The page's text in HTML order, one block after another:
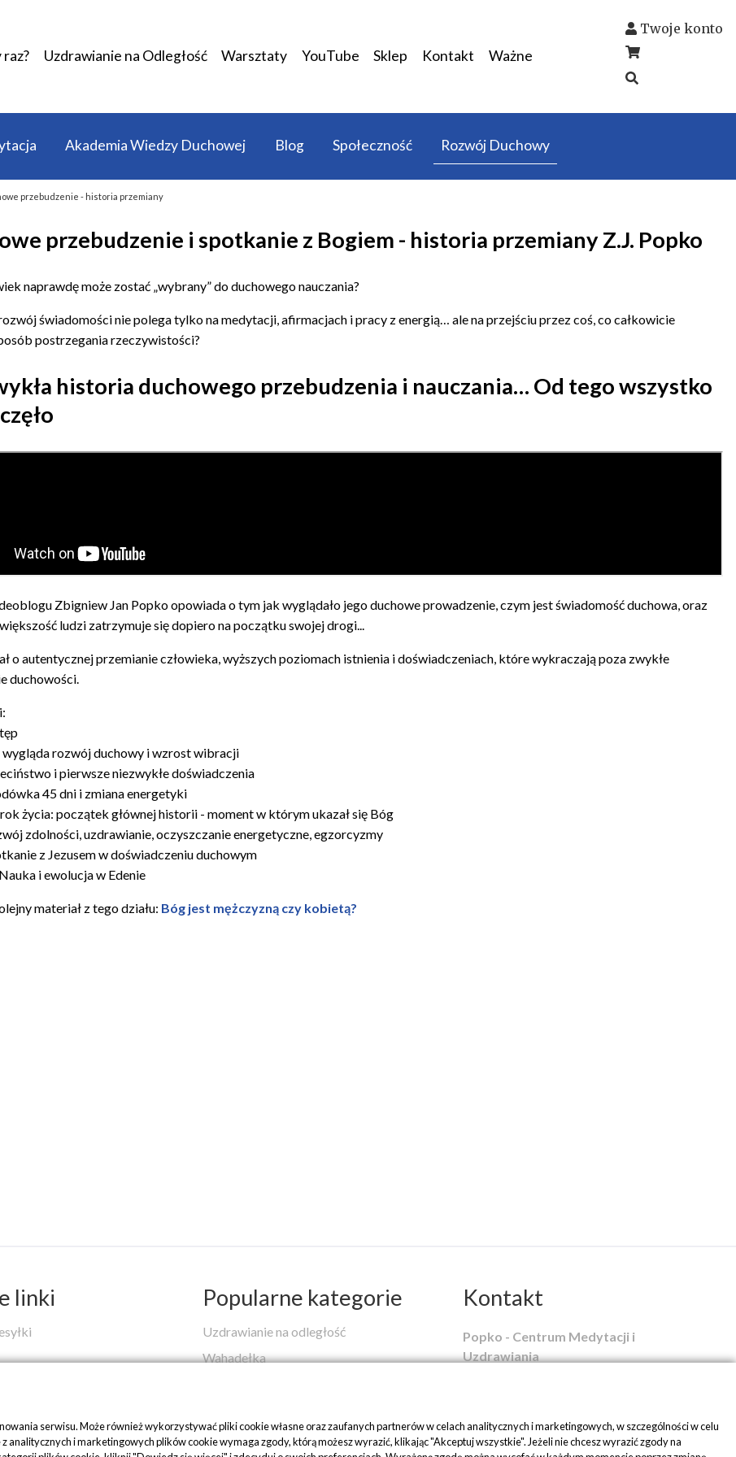
Uzdrawianie na Odległość Warsztaty YouTube Sklep Kontakt Ważne
Twoje konto
Akademia Wiedzy Duchowej Blog Społeczność Rozwój Duchowy
przebudzenie - historia przemiany
przebudzenie i spotkanie z Bogiem - historia przemiany Z.J. Popko
naprawdę może zostać „wybrany” do duchowego nauczania?
świadomości nie polega tylko na medytacji, afirmacjach i pracy z energią… ale na przejściu przez coś, co całkowicie
postrzegania rzeczywistości?
historia duchowego przebudzenia i nauczania… Od tego wszystko
Zbigniew Jan Popko opowiada o tym jak wyglądało jego duchowe prowadzenie, czym jest świadomość duchowa, oraz
ludzi zatrzymuje się dopiero na początku swojej drogi...
o autentycznej przemianie człowieka, wyższych poziomach istnienia i doświadczeniach, które wykraczają poza zwykłe
duchowości.
rozwój duchowy i wzrost wibracji
i pierwsze niezwykłe doświadczenia
45 dni i zmiana energetyki
życia: początek głównej historii - moment w którym ukazał się Bóg
zdolności, uzdrawianie, oczyszczanie energetyczne, egzorcyzmy
z Jezusem w doświadczeniu duchowym
Nauka i ewolucja w Edenie
materiał z tego działu: Bóg jest mężczyzną czy kobietą?
linki Popularne kategorie
Uzdrawianie na odległość
Wahadełka
Medytacje na stres i lęk
Kontakt
Popko - Centrum Medytacji i
Uzdrawiania
tel:+48 509 580 042
serwisu. Może również wykorzystywać pliki cookie własne oraz zaufanych partnerów w celach analitycznych i marketingowych, w szczególności w celu
i marketingowych plików cookie wymaga zgody, którą możesz wyrazić, klikając "Akceptuj wszystkie". Jeżeli nie chcesz wyrazić zgody na